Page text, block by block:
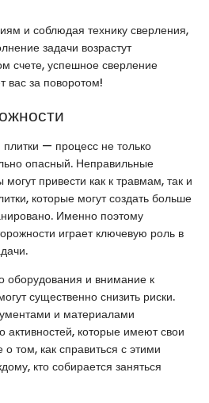
и соблюдая технику сверления,
задачи возрастут
счете, успешное сверление
вас за поворотом!
— процесс не только
опасный. Неправильные
привести как к травмам, так и
которые могут создать больше
Именно поэтому
играет ключевую роль в
оборудования и внимание к
существенно снизить риски.
и материалами
активностей, которые имеют свои
том, как справиться с этими
кто собирается заняться